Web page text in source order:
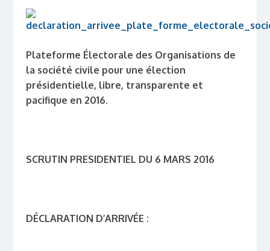
Plateforme Électorale des Organisations de
la société civile pour une élection
présidentielle, libre, transparente et
pacifique en 2016.
SCRUTIN PRESIDENTIEL DU 6 MARS 2016
DÉCLARATION D’ARRIVÉE :